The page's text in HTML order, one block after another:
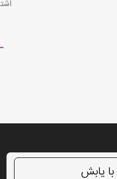
با یابش